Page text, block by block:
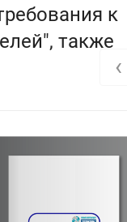
к
также
‹